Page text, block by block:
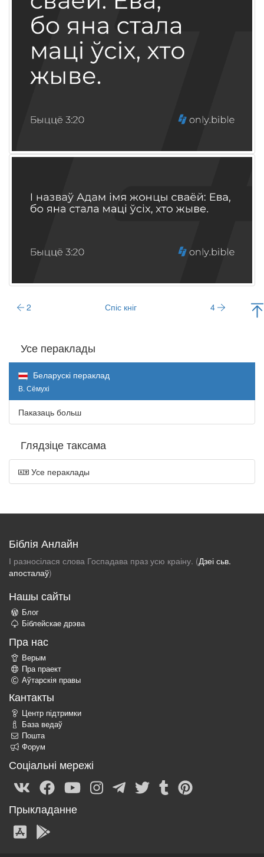
2 Спіс кніг 4
Усе пераклады
Беларускі пераклад
В. Сёмухі
Паказаць больш
Глядзіце таксама
Усе пераклады
Біблія Анлайн
І разносілася слова Госпадава праз усю краіну. (Дзеі сьв.
апосталаў)
Нашы сайты
Блог
Біблейскае дрэва
Пра нас
Верым
Пра праект
Аўтарскія правы
Кантакты
Центр підтримки
База ведаў
Пошта
Форум
Соціальні мережі
Прыкладанне